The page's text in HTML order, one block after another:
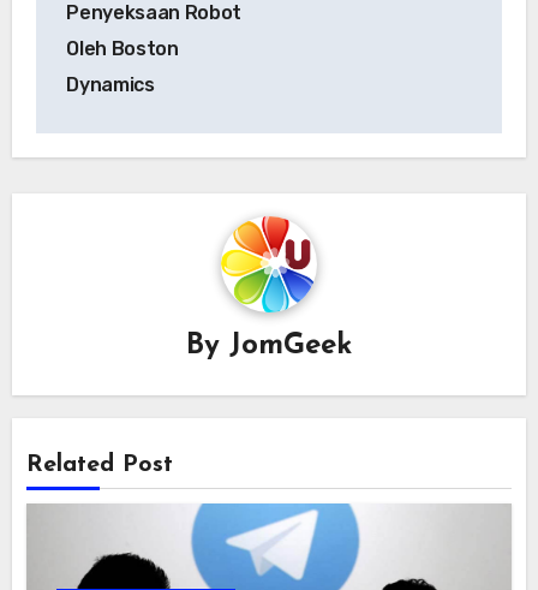
Penyeksaan Robot
Oleh Boston
Dynamics
By JomGeek
Related Post